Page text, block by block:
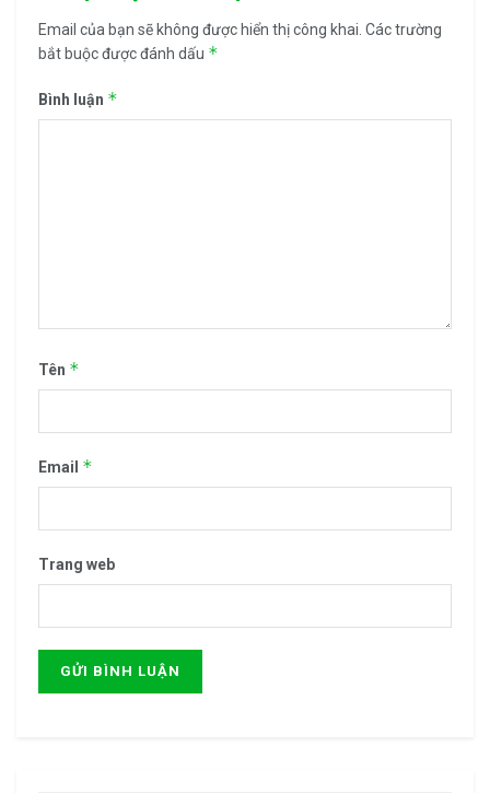
Email của bạn sẽ không được hiển thị công khai. Các trường
bắt buộc được đánh dấu *
Bình luận *
Tên *
Email *
Trang web